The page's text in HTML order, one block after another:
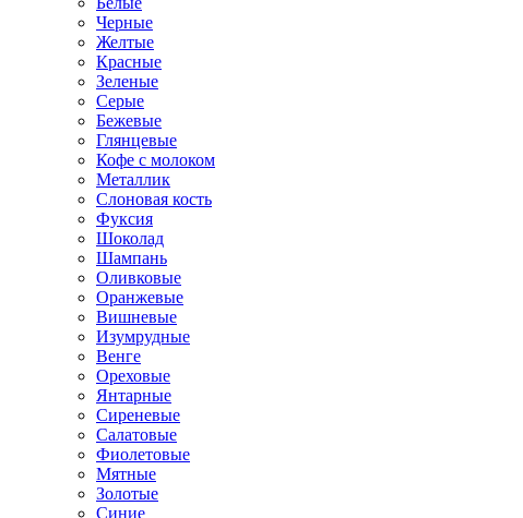
Черные
Желтые
Красные
Зеленые
Серые
Бежевые
Глянцевые
Кофе с молоком
Металлик
Слоновая кость
Фуксия
Шоколад
Шампань
Оливковые
Оранжевые
Вишневые
Изумрудные
Венге
Ореховые
Янтарные
Сиреневые
Салатовые
Фиолетовые
Мятные
Золотые
Синие